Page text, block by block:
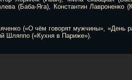
(Баба-Яга), Константин Лавроненко
(«О чём говорят мужчины», «День
Шляппо («Кухня в Париже»).